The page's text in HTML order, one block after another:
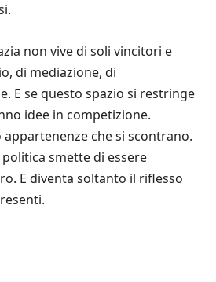
non vive di soli vincitori e
di mediazione, di
E se questo spazio si restringe
idee in competizione.
che si scontrano.
smette di essere
E diventa soltanto il riflesso